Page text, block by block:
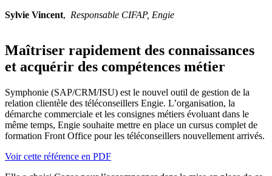
Sylvie Vincent, Responsable CIFAP, Engie
Maîtriser rapidement des connaissances
et acquérir des compétences métier
Symphonie (SAP/CRM/ISU) est le nouvel outil de gestion de la
relation clientèle des téléconseillers Engie. L’organisation, la
démarche commerciale et les consignes métiers évoluant dans le
même temps, Engie souhaite mettre en place un cursus complet de
formation Front Office pour les téléconseillers nouvellement arrivés.
Voir cette référence en PDF